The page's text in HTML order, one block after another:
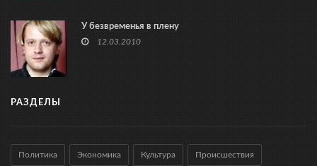
У безвременья в плену
12.03.2010
РАЗДЕЛЫ
Политика Экономика Культура Происшествия